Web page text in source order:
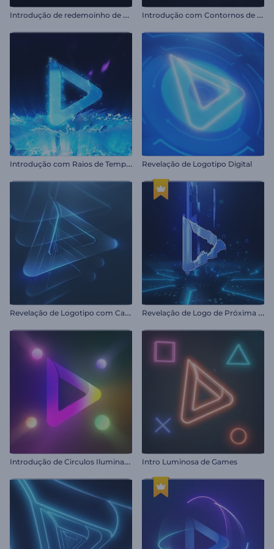
I
ntrodução de redemoinho de energia neon I
ntrodução com Contornos de Neon
I
ntrodução com Raios de Tempestade Revelação de Logotipo Digital
R
evelação de Logotipo com Camadas Brilhantes R
evelação de Logo de Próxima Geração
I
ntrodução de Circulos Iluminados Intro Luminosa de Games